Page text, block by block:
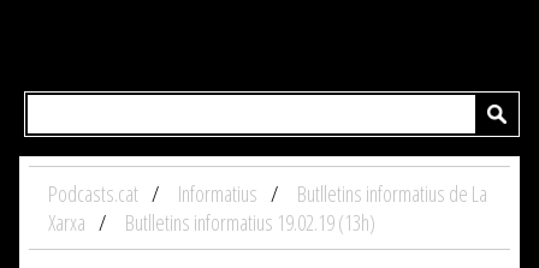
Podcasts.cat Informatius
Butlletins informatius de La
Xarxa
Butlletins informatius 19.02.19 (13h)